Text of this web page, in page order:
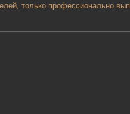
только профессионально